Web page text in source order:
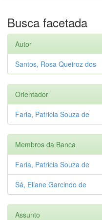
Busca facetada
Autor
Santos, Rosa Queiroz dos
Orientador
Faria, Patricia Souza de
Membros da Banca
Faria, Patricia Souza de
Sá, Eliane Garcindo de
Assunto